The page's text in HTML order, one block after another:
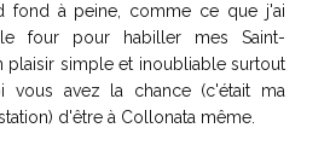
fond à peine, comme ce que j'ai
four pour habiller mes Saint-
plaisir simple et inoubliable surtout
vous avez la chance (c'était ma
d'être à Collonata même.